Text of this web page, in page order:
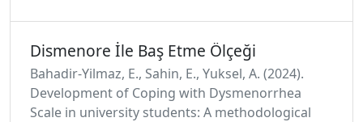
Dismenore İle Baş Etme Ölçeği
Bahadir-Yilmaz, E., Sahin, E., Yuksel, A. (2024).
Development of Coping with Dysmenorrhea
Scale in university students: A methodological